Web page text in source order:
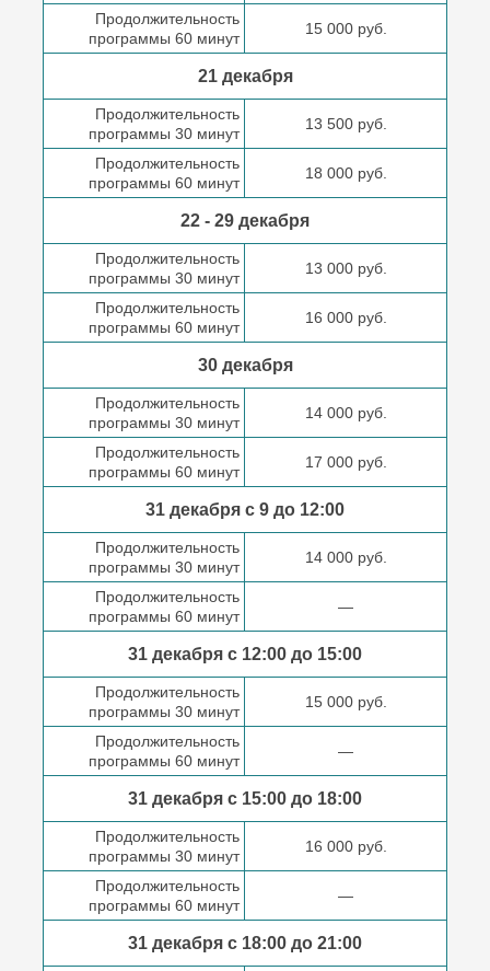
Продолжительность
программы 60 минут
15 000 руб.
21 декабря
Продолжительность
программы 30 минут
13 500 руб.
Продолжительность
программы 60 минут
18 000 руб.
22 - 29 декабря
Продолжительность
программы 30 минут
13 000 руб.
Продолжительность
программы 60 минут
16 000 руб.
30 декабря
Продолжительность
программы 30 минут
14 000 руб.
Продолжительность
программы 60 минут
17 000 руб.
31 декабря с 9 до 12:00
Продолжительность
программы 30 минут
14 000 руб.
Продолжительность
программы 60 минут
—
31 декабря с 12:00 до 15:00
Продолжительность
программы 30 минут
15 000 руб.
Продолжительность
программы 60 минут
—
31 декабря с 15:00 до 18:00
Продолжительность
программы 30 минут
16 000 руб.
Продолжительность
программы 60 минут
—
31 декабря с 18:00 до 21:00